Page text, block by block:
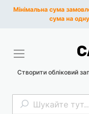
Мінімальна сума
сума на
Пошук
Створити обліковий